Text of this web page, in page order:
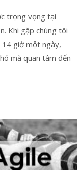
trọng vọng tại
Khi gặp chúng tôi
giờ một ngày,
mà quan tâm đến